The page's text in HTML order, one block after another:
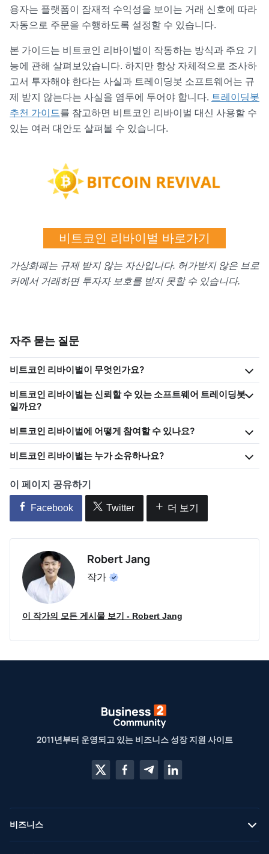
용자는 플랫폼이 잠재적 수익성을 보이는 거래 신호에 따라
자동으로 주문을 수행하도록 설정할 수 있습니다.
본 가이드는 비트코인 리바이벌이 작동하는 방식과 주요 기
능에 관해 살펴보았습니다. 하지만 항상 자체적으로 조사하
고서 투자해야 한다는 사실과 트레이딩봇 소프트웨어는 규
제 받지 않는다는 사실을 염두에 두어야 합니다. 트레이딩봇
추천 가이드를 참고하면 비트코인 리바이벌 대신 사용할 수
있는 여러 대안도 살펴볼 수 있습니다.
비트코인 리바이벌 바로가기
가상화폐는 규제 받지 않는 자산입니다. 허가받지 않은 브로
커에서 거래하면 투자자 보호를 받지 못할 수 있습니다.
자주 묻는 질문
비트코인 리바이벌이 무엇인가요?
비트코인 리바이벌는 신뢰할 수 있는 소프트웨어 트레이딩봇
일까요?
비트코인 리바이벌에 어떻게 참여할 수 있나요?
비트코인 리바이벌는 누가 소유하나요?
이 페이지 공유하기
Facebook Twitter 더 보기
Robert Jang
작가
이 작가의 모든 게시물 보기 - Robert Jang
2011년부터 운영되고 있는 비즈니스 성장 지원 사이트
비즈니스